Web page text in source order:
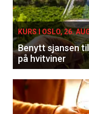
KURS I OSLO, 26.
Benytt sjansen
på hvitviner